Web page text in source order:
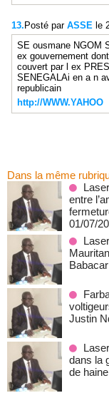
13. Posté par ASSE le
SE ousmane NGOM
ex gouvernement
couvert par l ex
SENEGALAi en a n
republicain
http://WWW.YAHOO
Dans la même
entre
01/07/
Justin
dans la
de